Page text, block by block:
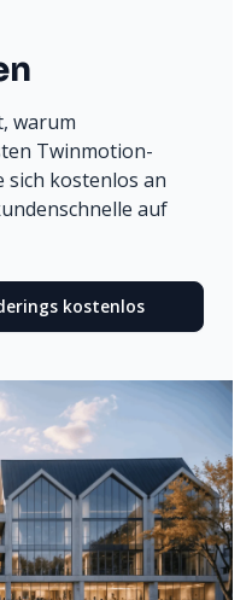
warum
Twinmotion-
sich kostenlos an
auf
kostenlos